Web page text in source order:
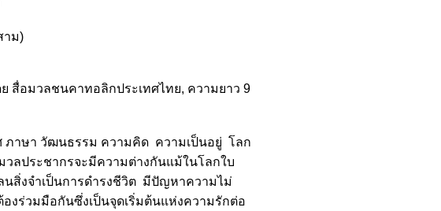
าม)
สื่อมวลชนคาทอลิกประเทศไทย, ความยาว 9
ภาษา วัฒนธรรม ความคิด ความเป็นอยู่ โลก
ลประชากรจะมีความต่างกันแม้ในโลกใบ
สิ่งจำเป็นการดำรงชีวิต มีปัญหาความไม่
งร่วมมือกันซึ่งเป็นจุดเริ่มต้นแห่งความรักต่อ